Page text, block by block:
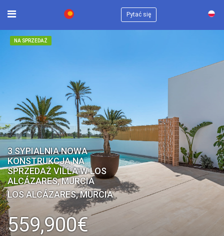
Pytać się
NA SPRZEDAŻ
3 SYPIALNIA NOWA
KONSTRUKCJA NA
SPRZEDAŻ VILLA W LOS
ALCÁZARES, MURCIA
LOS ALCÁZARES, MURCIA
559,900€